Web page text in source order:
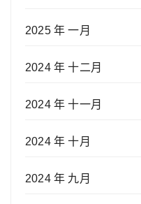
2025 年 一月
2024 年 十二月
2024 年 十一月
2024 年 十月
2024 年 九月